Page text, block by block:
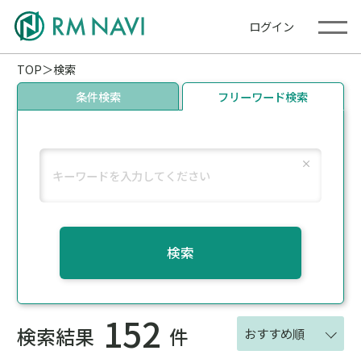
ログイン
TOP
検索
条件検索
フリーワード検索
検索
検索結果 152 件 おすすめ順